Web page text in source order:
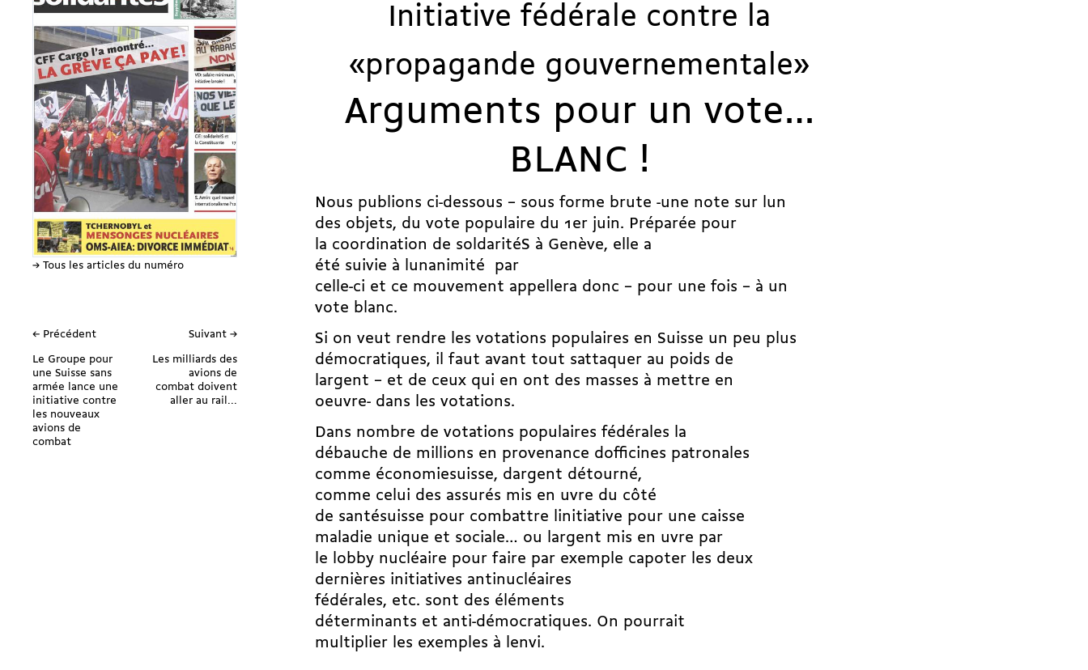
→ Tous les articles du numéro
← Précédent
Le Groupe pour
une Suisse sans
armée lance une
initiative contre
les nouveaux
avions de
combat
Suivant →
Les milliards des
avions de
combat doivent
aller au rail...
Initiative fédérale contre la
«propagande gouvernementale»
Arguments pour un vote…
BLANC !
Nous publions ci-dessous – sous forme brute -une note sur lun
des objets, du vote populaire du 1er juin. Préparée pour
la coordination de soldaritéS à Genève, elle a
été suivie à lunanimité par
celle-ci et ce mouvement appellera donc – pour une fois – à un
vote blanc.
Si on veut rendre les votations populaires en Suisse un peu plus
démocratiques, il faut avant tout sattaquer au poids de
largent – et de ceux qui en ont des masses à mettre en
oeuvre- dans les votations.
Dans nombre de votations populaires fédérales la
débauche de millions en provenance dofficines patronales
comme économiesuisse, dargent détourné,
comme celui des assurés mis en uvre du côté
de santésuisse pour combattre linitiative pour une caisse
maladie unique et sociale… ou largent mis en uvre par
le lobby nucléaire pour faire par exemple capoter les deux
dernières initiatives antinucléaires
fédérales, etc. sont des éléments
déterminants et anti-démocratiques. On pourrait
multiplier les exemples à lenvi.